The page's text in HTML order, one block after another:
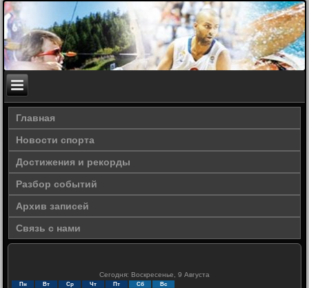
Главная
Новости спорта
Достижения и рекорды
Разбор событий
Архив записей
Связь с нами
Сегодня: Воскресенье, 9 Августа
Пн Вт Ср Чт Пт Сб Вс